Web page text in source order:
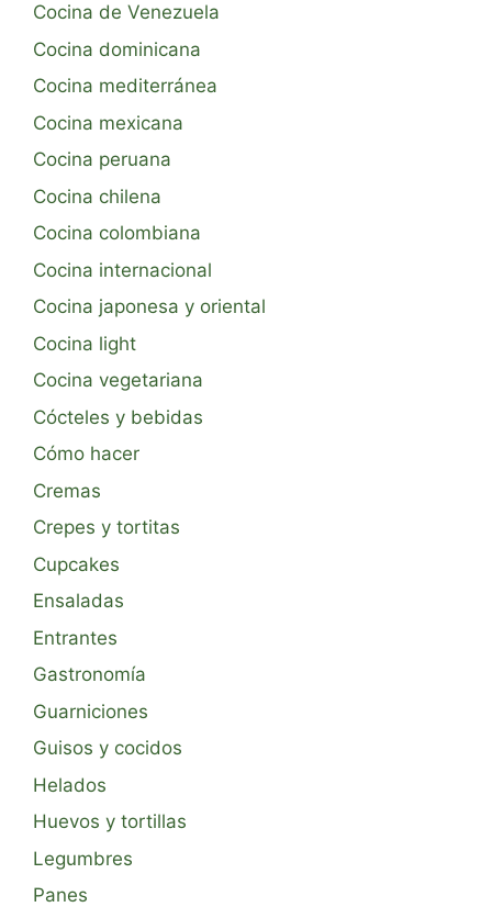
Cocina de Venezuela
Cocina dominicana
Cocina mediterránea
Cocina mexicana
Cocina peruana
Cocina chilena
Cocina colombiana
Cocina internacional
Cocina japonesa y oriental
Cocina light
Cocina vegetariana
Cócteles y bebidas
Cómo hacer
Cremas
Crepes y tortitas
Cupcakes
Ensaladas
Entrantes
Gastronomía
Guarniciones
Guisos y cocidos
Helados
Huevos y tortillas
Legumbres
Panes